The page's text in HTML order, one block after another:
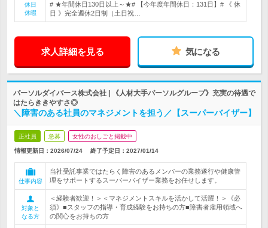
休日
休暇
# ★年間休日130日以上～★# 【今年度年間休日：131日】# 《 休
日 》完全週休2日制（土日祝…
求人詳細を見る 気になる
パーソルダイバース株式会社 | 《人材大手パーソルグループ》充実の待遇で
はたらききやすさ◎
＼障害のある社員のマネジメントを担う／【スーパーバイザー】
正社員 急募 女性のおしごと掲載中
情報更新日：2026/07/24 終了予定日： 2027/01/14
仕事内容
当社受託事業ではたらく障害のあるメンバーの業務遂行や健康管
理をサポートするスーパーバイザー業務をお任せします。
対象と
なる方
＜経験者歓迎！＞＜マネジメントスキルを活かして活躍！＞《必
須》■スタッフの指導・育成経験をお持ちの方■障害者雇用領域へ
の関心をお持ちの方